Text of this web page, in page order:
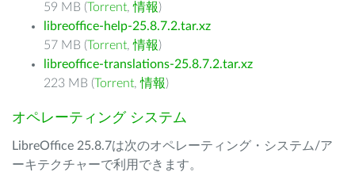
59 MB (Torrent,情報)
libreoffice-help-25.8.7.2.tar.xz
57 MB (Torrent,情報)
libreoffice-translations-25.8.7.2.tar.xz
223 MB (Torrent,情報)
オペレーティング システム
LibreOffice 25.8.7は次のオペレーティング・システム/ア
ーキテクチャーで利用できます。